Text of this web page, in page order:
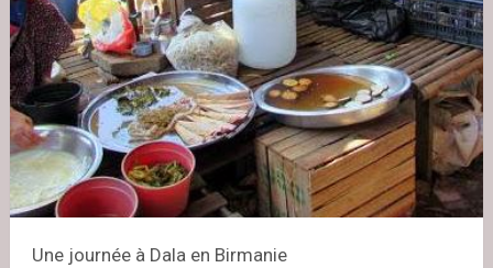
Une journée à Dala en Birmanie